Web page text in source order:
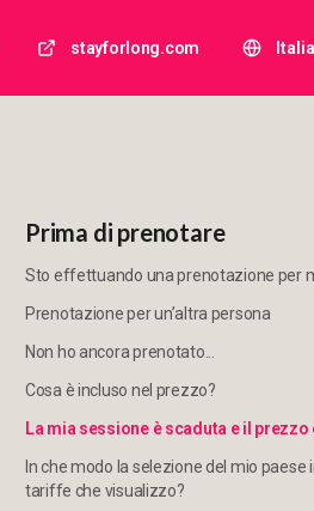
stayforlong.com
Prima di prenotare
Sto effettuando una prenotazione per
Prenotazione per un’altra persona
Non ho ancora prenotato...
Cosa è incluso nel prezzo?
La mia sessione è scaduta e il
In che modo la selezione del mio paese
tariffe che visualizzo?